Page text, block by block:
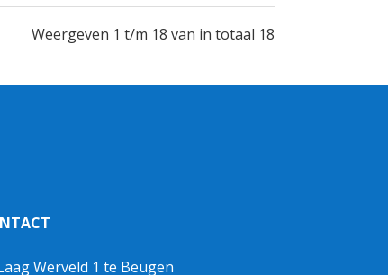
Weergeven 1 t/m 18 van in totaal 18
Werveld 1 te Beugen